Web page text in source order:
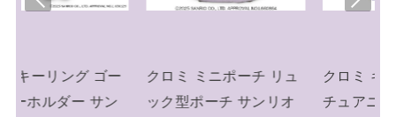
クロミ ミニポーチ リュ
ック型ポーチ サンリオ
クロミ キーリング ミニ
チュアニットチャーム